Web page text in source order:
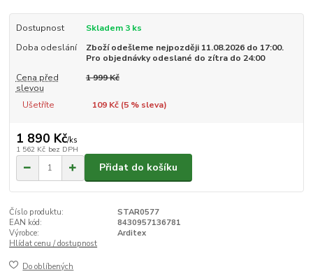
Dostupnost
Skladem 3 ks
Doba odeslání
Zboží odešleme nejpozději 11.08.2026 do 17:00.
Pro objednávky odeslané do zítra do 24:00
Cena před
slevou
1 999 Kč
Ušetříte 109 Kč (5% sleva)
1 890 Kč/ks
1 562 Kč bez DPH
Přidat do košíku
Číslo produktu:
STAR0577
EAN kód:
8430957136781
Výrobce:
Arditex
Hlídat cenu / dostupnost
Do oblíbených